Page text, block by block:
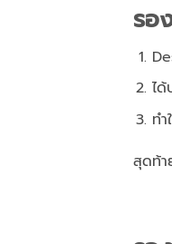
รอ
ไ
ท
สุดท้า